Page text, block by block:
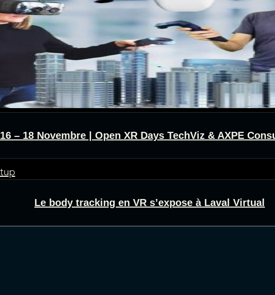
16 – 18 Novembre | Open XR Days TechViz & AXPE
Le body tracking en VR s’expose à Laval Virtual